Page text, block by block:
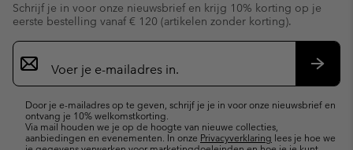
Schrijf je in voor onze nieuwsbrief en krijg 10% korting op je
eerste bestelling vanaf € 120 (artikelen zonder korting).
Aanmelden
voor
e-
Door je e-mailadres op te geven, schrijf je je in voor onze nieuwsbrief en
ontvang je 10% welkomstkorting.
Via mail houden we je op de hoogte van nieuwe collecties,
aanbiedingen en evenementen. In onze Privacyverklaring lees je hoe we